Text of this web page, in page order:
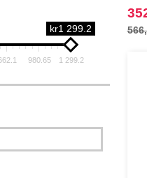
kr1 299.2
980.65 1 299.2